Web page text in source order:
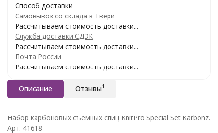
Способ доставки
Самовывоз со склада в Твери
Рассчитываем стоимость доставки...
Служба доставки СДЭК
Рассчитываем стоимость доставки...
Почта России
Рассчитываем стоимость доставки...
Описание Отзывы1
Набор карбоновых съемных спиц KnitPro Special Set Karbonz.
Арт. 41618